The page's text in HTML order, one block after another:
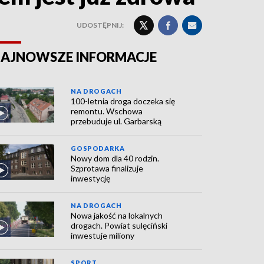
UDOSTĘPNIJ:
INFORMACJE
NA DROGACH
100-letnia droga doczeka się
remontu. Wschowa
przebuduje ul. Garbarską
GOSPODARKA
Nowy dom dla 40 rodzin.
Szprotawa finalizuje
inwestycję
NA DROGACH
Nowa jakość na lokalnych
drogach. Powiat sulęciński
inwestuje miliony